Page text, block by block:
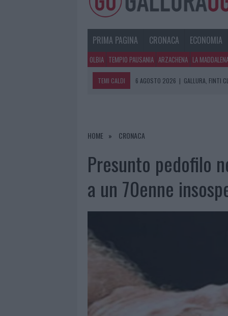
PRIMA PAGINA CRONACA ECONOMIA
OLBIA TEMPIO PAUSANIA ARZACHENA LA
TEMI CALDI 6 AGOSTO 2026 | GALLURA, FINTI
6 AGOSTO 2026
|
HOME CRONACA
Presunto pedofilo
a un 70enne